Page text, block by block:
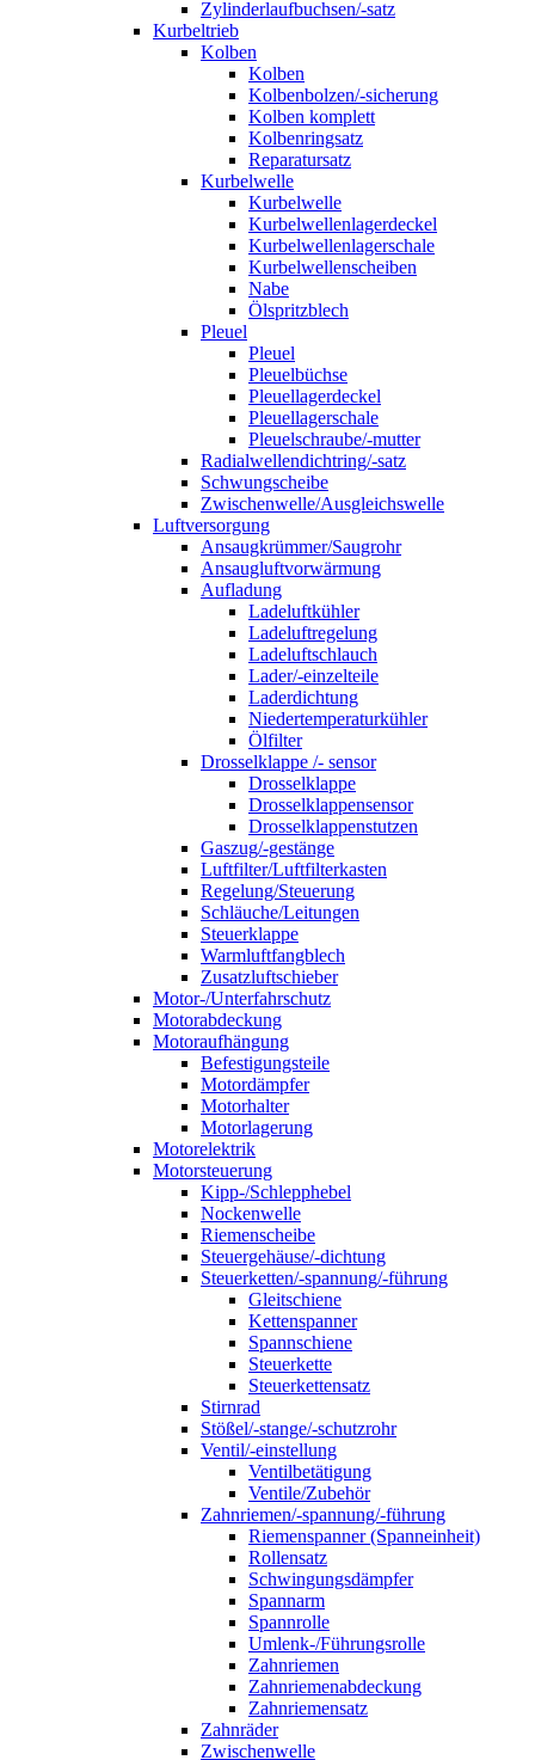
Zylinderlaufbuchsen/-satz
Kurbeltrieb
Kolben
Kolben
Kolbenbolzen/-sicherung
Kolben komplett
Kolbenringsatz
Reparatursatz
Kurbelwelle
Kurbelwelle
Kurbelwellenlagerdeckel
Kurbelwellenlagerschale
Kurbelwellenscheiben
Nabe
Ölspritzblech
Pleuel
Pleuel
Pleuelbüchse
Pleuellagerdeckel
Pleuellagerschale
Pleuelschraube/-mutter
Radialwellendichtring/-satz
Schwungscheibe
Zwischenwelle/Ausgleichswelle
Luftversorgung
Ansaugkrümmer/Saugrohr
Ansaugluftvorwärmung
Aufladung
Ladeluftkühler
Ladeluftregelung
Ladeluftschlauch
Lader/-einzelteile
Laderdichtung
Niedertemperaturkühler
Ölfilter
Drosselklappe /- sensor
Drosselklappe
Drosselklappensensor
Drosselklappenstutzen
Gaszug/-gestänge
Luftfilter/Luftfilterkasten
Regelung/Steuerung
Schläuche/Leitungen
Steuerklappe
Warmluftfangblech
Zusatzluftschieber
Motor-/Unterfahrschutz
Motorabdeckung
Motoraufhängung
Befestigungsteile
Motordämpfer
Motorhalter
Motorlagerung
Motorelektrik
Motorsteuerung
Kipp-/Schlepphebel
Nockenwelle
Riemenscheibe
Steuergehäuse/-dichtung
Steuerketten/-spannung/-führung
Gleitschiene
Kettenspanner
Spannschiene
Steuerkette
Steuerkettensatz
Stirnrad
Stößel/-stange/-schutzrohr
Ventil/-einstellung
Ventilbetätigung
Ventile/Zubehör
Zahnriemen/-spannung/-führung
Riemenspanner (Spanneinheit)
Rollensatz
Schwingungsdämpfer
Spannarm
Spannrolle
Umlenk-/Führungsrolle
Zahnriemen
Zahnriemenabdeckung
Zahnriemensatz
Zahnräder
Zwischenwelle